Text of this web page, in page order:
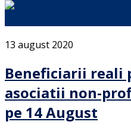
13 august 2020
Beneficiarii reali
asociatii non-
pe 14 August